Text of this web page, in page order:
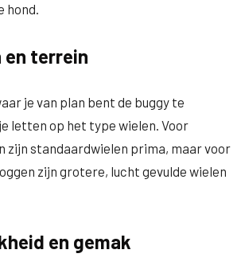
hond.
en terrein
je van plan bent de buggy te
letten op het type wielen. Voor
zijn standaardwielen prima, maar voor
zijn grotere, lucht gevulde wielen
en gemak